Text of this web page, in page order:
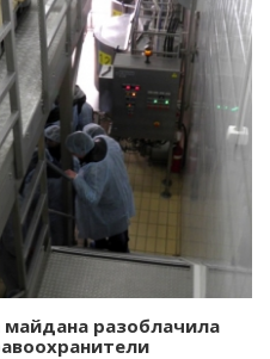
майдана разоблачила